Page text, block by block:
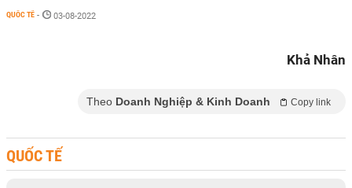
QUỐC TẾ - 03-08-2022
Khả Nhân
Theo Doanh Nghiệp & Kinh Doanh Copy link
QUỐC TẾ